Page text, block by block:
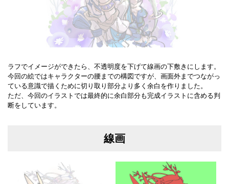
ラフでイメージができたら、不透明度を下げて線画の下敷きにします。
今回の絵ではキャラクターの腰までの構図ですが、画面外までつながっ
ている意識で描くために切り取り部分より多く余白を作りました。
ただ、今回のイラストでは最終的に余白部分も完成イラストに含める判
断をしています。
線画